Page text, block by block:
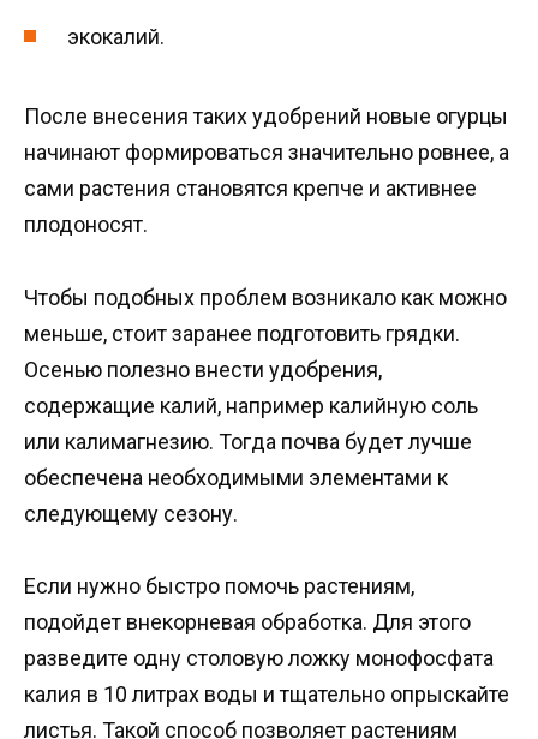
экокалий.
После внесения таких удобрений новые огурцы
начинают формироваться значительно ровнее, а
сами растения становятся крепче и активнее
плодоносят.
Чтобы подобных проблем возникало как можно
меньше, стоит заранее подготовить грядки.
Осенью полезно внести удобрения,
содержащие калий, например калийную соль
или калимагнезию. Тогда почва будет лучше
обеспечена необходимыми элементами к
следующему сезону.
Если нужно быстро помочь растениям,
подойдет внекорневая обработка. Для этого
разведите одну столовую ложку монофосфата
калия в 10 литрах воды и тщательно опрыскайте
листья. Такой способ позволяет растениям